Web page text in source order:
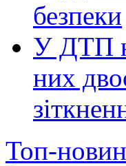
безпеки
У ДТП
них
Топ-